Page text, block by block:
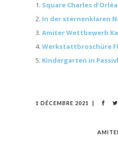
Square Charles
In der sternenklaren
Amiter Wettbewerb
Werkstattbroschüre
Kindergarten in
1 DÉCEMBRE 2021